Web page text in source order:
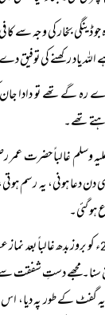
جو ڈینگی بخار کی وجہ
ہے اللہ یاد رکھنے کی
گے تھے تو دادا جان
تھے۔
وسلم غالباً‌ حضرت
دعا ہونی، یہ رسم
گئی۔
ء کو بروز بدھ غالباً بعد
مجھے دستِ شفقت سے
گفٹ کے طور پہ دیا،